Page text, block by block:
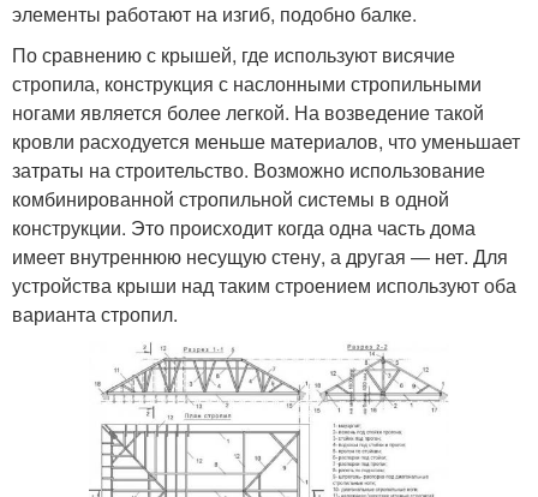
элементы работают на изгиб, подобно балке.
По сравнению с крышей, где используют висячие
стропила, конструкция с наслонными стропильными
ногами является более легкой. На возведение такой
кровли расходуется меньше материалов, что уменьшает
затраты на строительство. Возможно использование
комбинированной стропильной системы в одной
конструкции. Это происходит когда одна часть дома
имеет внутреннюю несущую стену, а другая — нет. Для
устройства крыши над таким строением используют оба
варианта стропил.